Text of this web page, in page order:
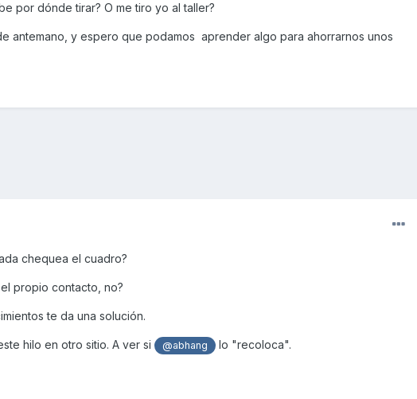
por dónde tirar? O me tiro yo al taller?
antemano, y espero que podamos aprender algo para ahorrarnos unos
chequea el cuadro?
propio contacto, no?
te da una solución.
hilo en otro sitio. A ver si @abhang lo "recoloca".